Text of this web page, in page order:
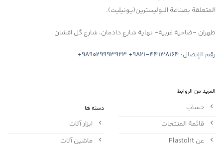
المتعلقة بصناعة البوليسترين(يونيليت).
طهران -ضاحية غربية- نهاية شارع دادمان، شارع گل افشان
رقم الإتصال: +9821-44138164
+989029993923
المزيد من الروابط
حساب
قائمة المنتجات
عن Plastolit
دسته ها
ابزار آلات
ماشین آلات